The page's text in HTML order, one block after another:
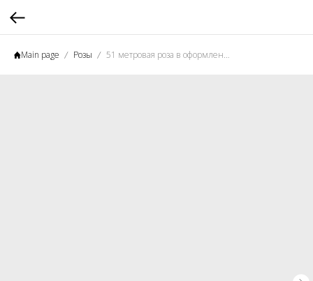
Main page Розы 51 метровая роза в оформлении